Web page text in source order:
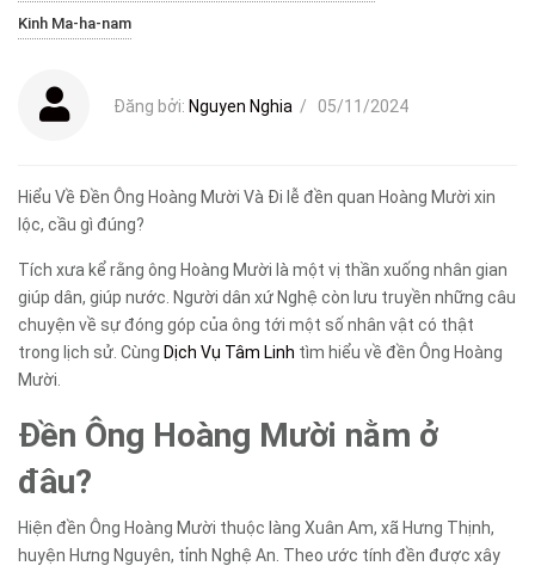
Kinh Ma-ha-nam
Đăng bởi: Nguyen Nghia / 05/11/2024
Hiểu Về Đền Ông Hoàng Mười Và Đi lễ đền quan Hoàng Mười xin
lộc, cầu gì đúng?
Tích xưa kể rằng ông Hoàng Mười là một vị thần xuống nhân gian
giúp dân, giúp nước. Người dân xứ Nghệ còn lưu truyền những câu
chuyện về sự đóng góp của ông tới một số nhân vật có thật
trong lịch sử. Cùng Dịch Vụ Tâm Linh tìm hiểu về đền Ông Hoàng
Mười.
Đền Ông Hoàng Mười nằm ở
đâu?
Hiện đền Ông Hoàng Mười thuộc làng Xuân Am, xã Hưng Thịnh,
huyện Hưng Nguyên, tỉnh Nghệ An. Theo ước tính đền được xây